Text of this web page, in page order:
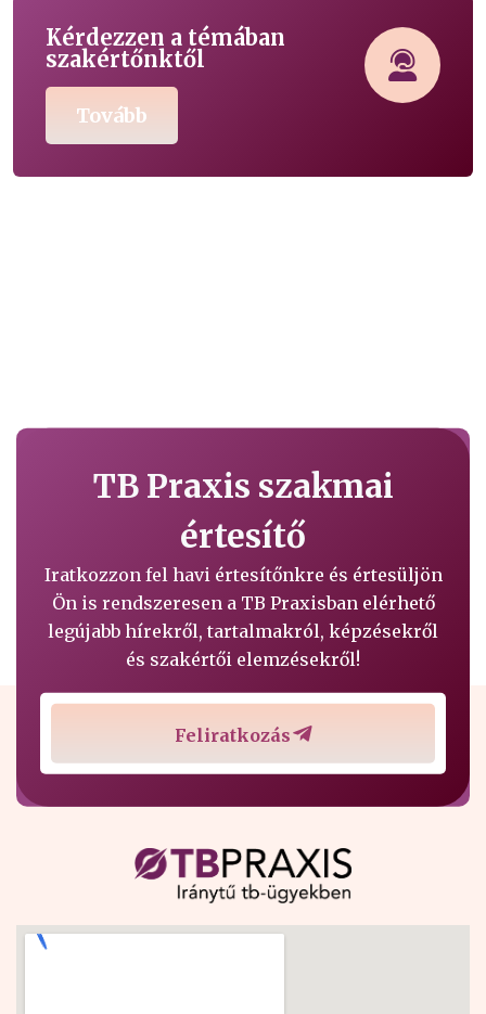
Kérdezzen a témában
szakértőnktől
Tovább
TB Praxis szakmai
értesítő
Iratkozzon fel havi értesítőnkre és értesüljön
Ön is rendszeresen a TB Praxisban elérhető
legújabb hírekről, tartalmakról, képzésekről
és szakértői elemzésekről!
Feliratkozás